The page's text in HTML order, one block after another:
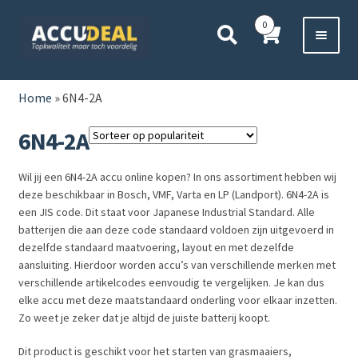
door
naar
direct
naar
HOME
BOOT
MOTOR
CAMPER
VRACHTWAGEN
Home »6N4-2A
6N4-2A
Wil jij een 6N4-2A accu online kopen? In ons assortiment hebben wij
deze beschikbaar in Bosch, VMF, Varta en LP (Landport). 6N4-2A is
een JIS code. Dit staat voor Japanese Industrial Standard. Alle
batterijen die aan deze code standaard voldoen zijn uitgevoerd in
dezelfde standaard maatvoering, layout en met dezelfde
aansluiting. Hierdoor worden accu’s van verschillende merken met
verschillende artikelcodes eenvoudig te vergelijken. Je kan dus
elke accu met deze maatstandaard onderling voor elkaar inzetten.
Zo weet je zeker dat je altijd de juiste batterij koopt.
Dit product is geschikt voor het starten van grasmaaiers,
0